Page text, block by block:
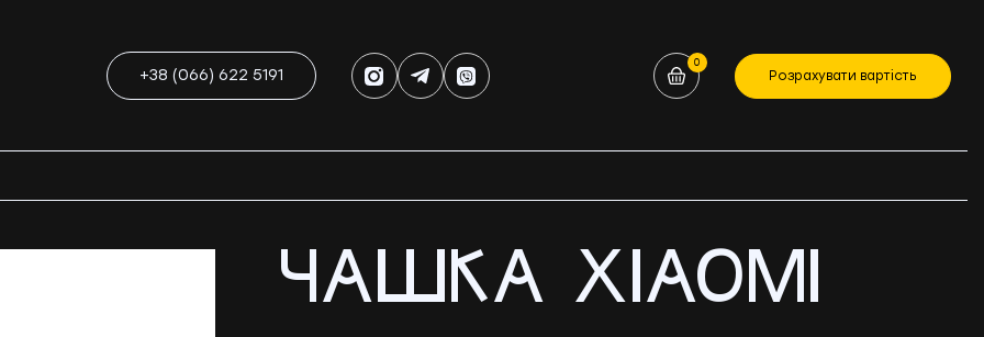
+38 (066) 622 5191
0
Розрахувати вартість
ЧАШКА XIAOMI